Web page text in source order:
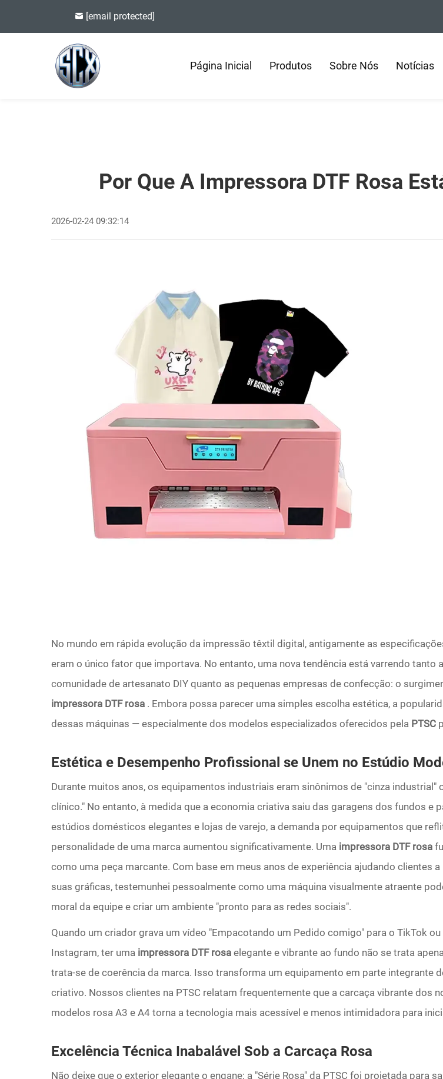
[email protected]
Página Inicial Produtos Sobre Nós Notícias
Por Que A Impressora DTF Rosa
2026-02-24 09:32:14
No mundo em rápida evolução da impressão têxtil digital, antigamente as
eram o único fator que importava. No entanto, uma nova tendência está varrendo tanto a
comunidade de artesanato DIY quanto as pequenas empresas de confecção: o
impressora DTF rosa . Embora possa parecer uma simples escolha estética, a
dessas máquinas — especialmente dos modelos especializados oferecidos pela PTSC
Estética e Desempenho Profissional se Unem no Estúdio
Durante muitos anos, os equipamentos industriais eram sinônimos de "cinza industrial"
clínico." No entanto, à medida que a economia criativa saiu das garagens dos fundos e
estúdios domésticos elegantes e lojas de varejo, a demanda por equipamentos que
personalidade de uma marca aumentou significativamente. Uma impressora DTF rosa
como uma peça marcante. Com base em meus anos de experiência ajudando clientes
suas gráficas, testemunhei pessoalmente como uma máquina visualmente atraente
moral da equipe e criar um ambiente "pronto para as redes sociais".
Quando um criador grava um vídeo "Empacotando um Pedido comigo" para o TikTok ou
Instagram, ter uma impressora DTF rosa elegante e vibrante ao fundo não se trata
trata-se de coerência da marca. Isso transforma um equipamento em parte integrante
criativo. Nossos clientes na PTSC relatam frequentemente que a carcaça vibrante dos
modelos rosa A3 e A4 torna a tecnologia mais acessível e menos intimidadora para
Excelência Técnica Inabalável Sob a Carcaça Rosa
Não deixe que o exterior elegante o engane; a "Série Rosa" da PTSC foi projetada para